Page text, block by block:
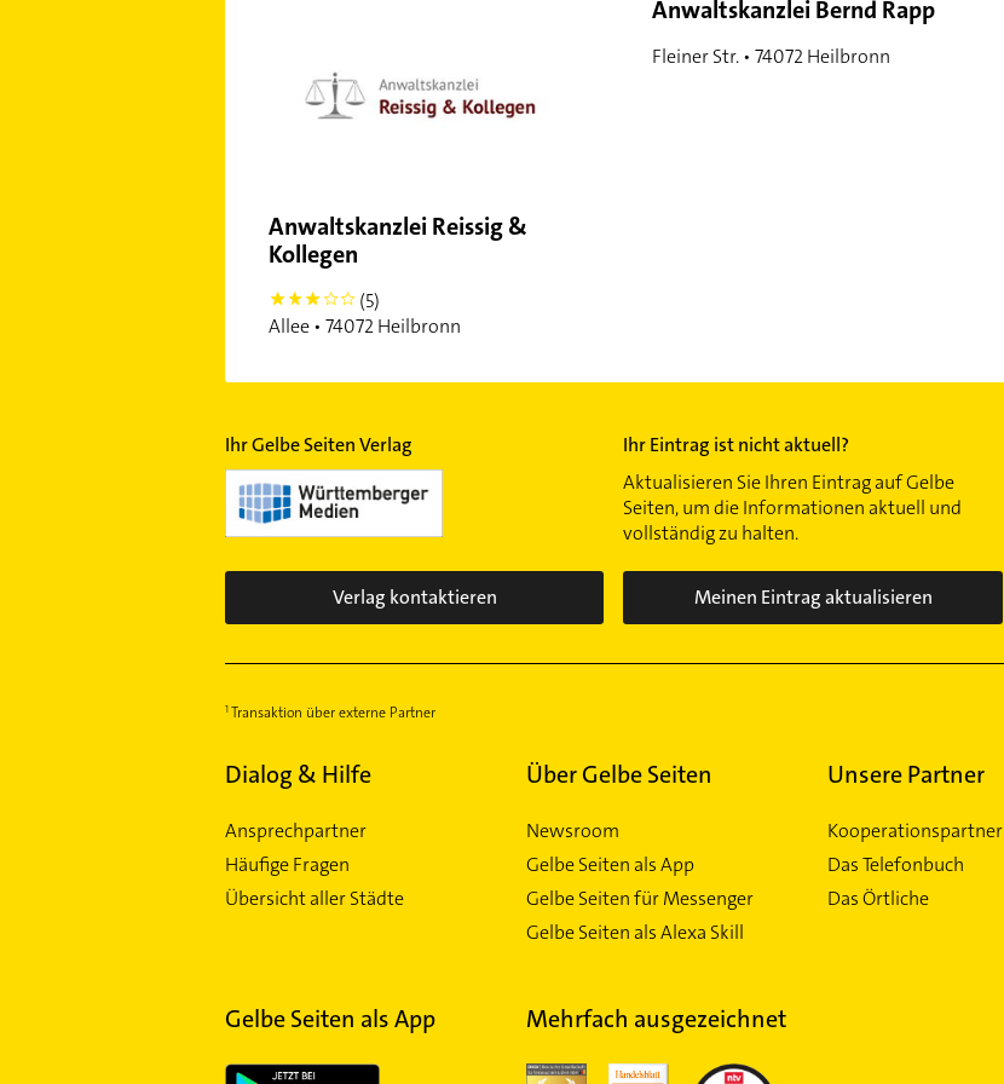
Anwaltskanzlei Reissig &
Kollegen
3
(5)
Allee • 74072 Heilbronn
Anwaltskanzlei Bernd Rapp
Fleiner Str. • 74072 Heilbronn
Ihr Gelbe Seiten Verlag
Verlag kontaktieren
Ihr Eintrag ist nicht aktuell?
Aktualisieren Sie Ihren Eintrag auf Gelbe
Seiten, um die Informationen aktuell und
vollständig zu halten.
Meinen Eintrag aktualisieren
Transaktion über externe Partner
Dialog & Hilfe
Ansprechpartner
Häufige Fragen
Übersicht aller Städte
Über Gelbe Seiten
Newsroom
Gelbe Seiten als App
Gelbe Seiten für Messenger
Gelbe Seiten als Alexa Skill
Unsere Partner
Kooperationspartner
Das Telefonbuch
Das Örtliche
Gelbe Seiten als App Mehrfach ausgezeichnet